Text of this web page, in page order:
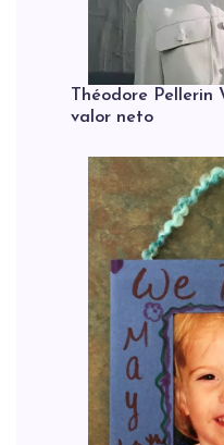
Théodore
valor neto